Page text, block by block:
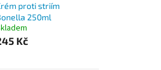
proti striím
250ml
Kč